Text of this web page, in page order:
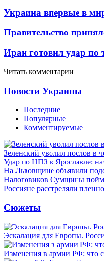
Украина впервые в
Правительство
Иран готовил удар
Читать комментарии
Новости Украины
Последние
Популярные
Комментируемые
Зеленский уволил послов в
Удар по НПЗ в Ярославле:
На Львовщине объявили
Налоговиков Сумщины
Россияне расстреляли
Сюжеты
Эскалация для Европы.
Изменения в армии РФ: что